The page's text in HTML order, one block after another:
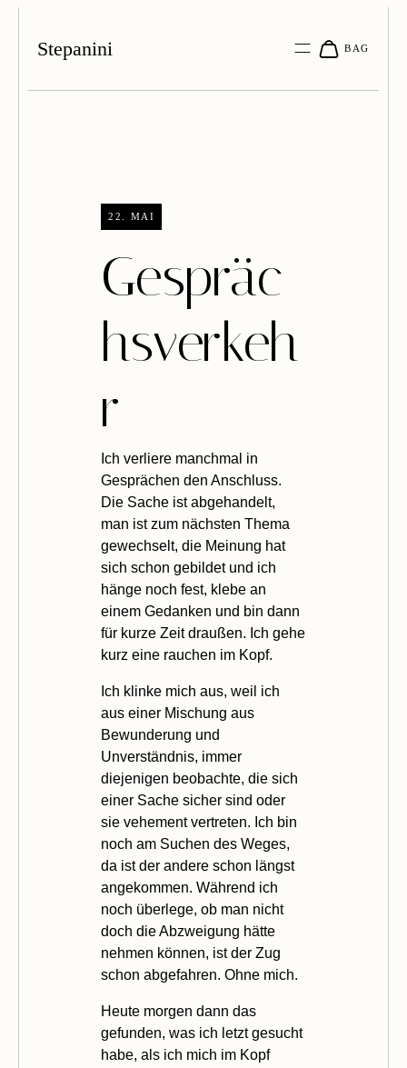
Stepanini
22. MAI
Gespräc
hsverkeh
r
Ich verliere manchmal in
Gesprächen den Anschluss.
Die Sache ist abgehandelt,
man ist zum nächsten Thema
gewechselt, die Meinung hat
sich schon gebildet und ich
hänge noch fest, klebe an
einem Gedanken und bin dann
für kurze Zeit draußen. Ich gehe
kurz eine rauchen im Kopf.
Ich klinke mich aus, weil ich
aus einer Mischung aus
Bewunderung und
Unverständnis, immer
diejenigen beobachte, die sich
einer Sache sicher sind oder
sie vehement vertreten. Ich bin
noch am Suchen des Weges,
da ist der andere schon längst
angekommen. Während ich
noch überlege, ob man nicht
doch die Abzweigung hätte
nehmen können, ist der Zug
schon abgefahren. Ohne mich.
Heute morgen dann das
gefunden, was ich letzt gesucht
habe, als ich mich im Kopf